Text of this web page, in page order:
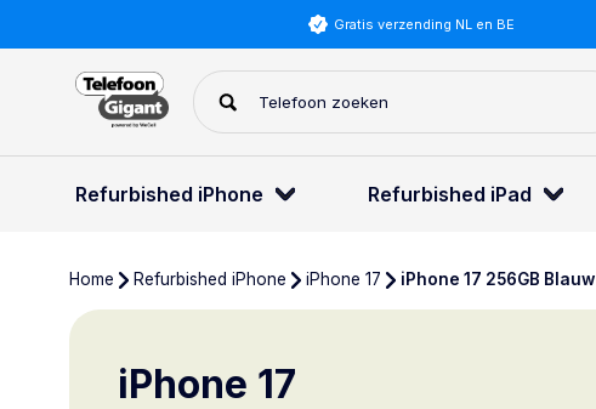
Gratis verzending NL en BE
Refurbished iPhone Refurbished iPad
Home Refurbished iPhone iPhone 17 iPhone 17 256GB Blauw
iPhone 17